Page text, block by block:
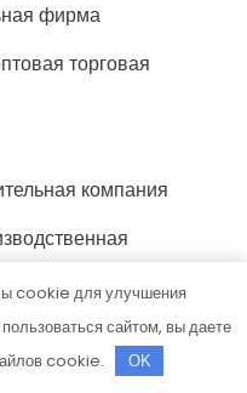
фирма
торговая
компания
компания
cookie для улучшения
сайтом, вы даете
cookie.
OK